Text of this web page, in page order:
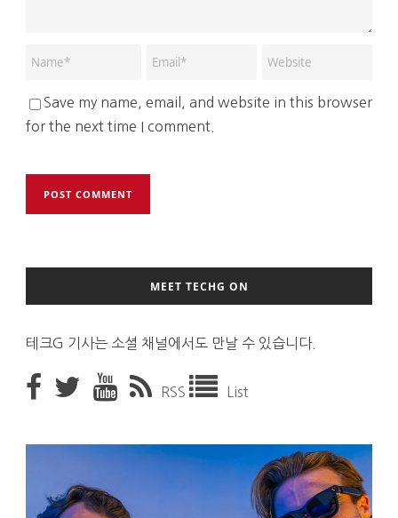
Save my name, email, and website in this browser
for the next time I comment.
MEET TECHG ON
테크G 기사는 소셜 채널에서도 만날 수 있습니다.
RSS List